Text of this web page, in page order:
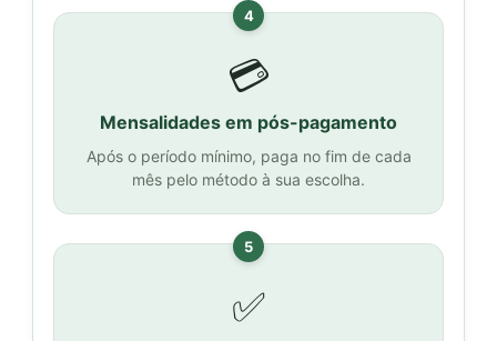
4
💳
Mensalidades em pós-pagamento
Após o período mínimo, paga no fim de cada
mês pelo método à sua escolha.
5
✅